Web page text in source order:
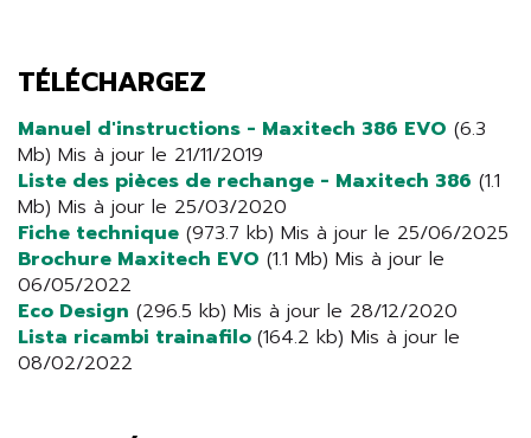
TÉLÉCHARGEZ
Manuel d'instructions - Maxitech 386 EVO (6.3
Mb) Mis à jour le 21/11/2019
Liste des pièces de rechange - Maxitech 386 (1.1
Mb) Mis à jour le 25/03/2020
Fiche technique (973.7 kb) Mis à jour le 25/06/2025
Brochure Maxitech EVO (1.1 Mb) Mis à jour le
06/05/2022
Eco Design (296.5 kb) Mis à jour le 28/12/2020
Lista ricambi trainafilo (164.2 kb) Mis à jour le
08/02/2022